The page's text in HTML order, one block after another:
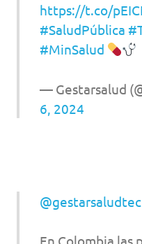
https://t.co/
#SaludPública
#MinSalud
— Gestarsalud
6, 2024